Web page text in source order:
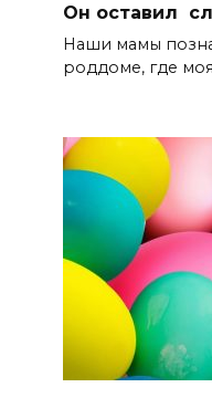
Он оставил
Наши мамы
роддоме, где моя